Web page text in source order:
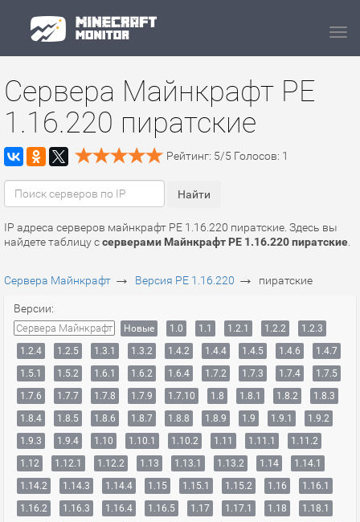
Сервера Майнкрафт PE
1.16.220 пиратские
Рейтинг: 5/5 Голосов: 1
IP адреса серверов майнкрафт PE 1.16.220 пиратские. Здесь вы
найдете таблицу ссерверами Майнкрафт PE 1.16.220 пиратские
Сервера Майнкрафт → Версия PE 1.16.220 → пиратские
Версии:
Сервера Майнкрафт Новые 1.0 1.1 1.2.1 1.2.2
1.2.3
1.2.4
1.2.5 1.3.1 1.3.2 1.4.2 1.4.4 1.4.5 1.4.6
1.4.7
1.5.1
1.5.2 1.6.1 1.6.2 1.6.4 1.7.2 1.7.3 1.7.4
1.7.5
1.7.6
1.7.7 1.7.8 1.7.9 1.7.10 1.8 1.8.1 1.8.2
1.8.3
1.8.4
1.8.5 1.8.6 1.8.7 1.8.8 1.8.9 1.9 1.9.1
1.9.2
1.9.3
1.9.4 1.10 1.10.1 1.10.2 1.11 1.11.1
1.11.2
1.12
1.12.1 1.12.2 1.13 1.13.1 1.13.2 1.14
1.14.1
1.14.2
1.14.3 1.14.4 1.15 1.15.1 1.15.2 1.16
1.16.1
1.16.2
1.16.3 1.16.4 1.16.5 1.17 1.17.1 1.18
1.18.1